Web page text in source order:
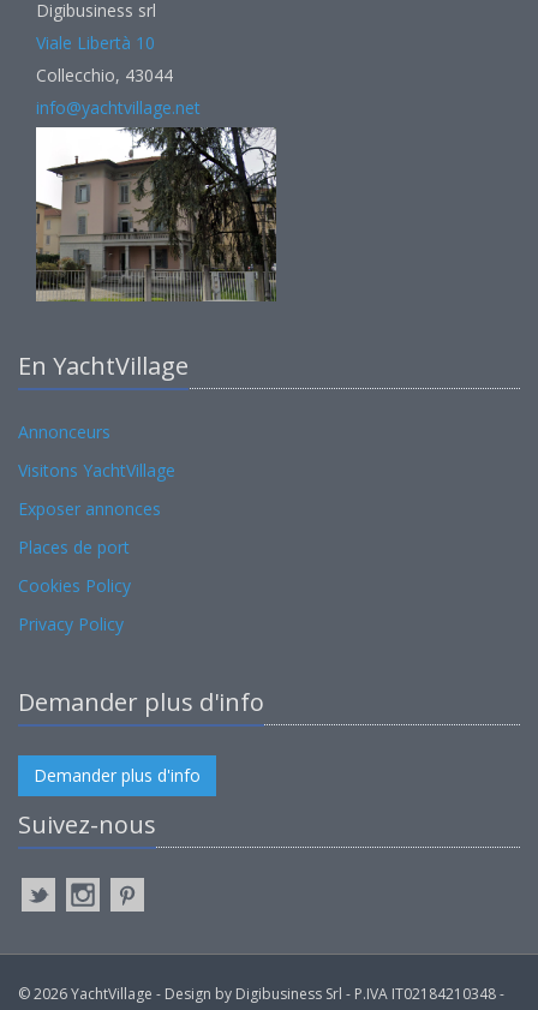
Digibusiness srl
Viale Libertà 10
Collecchio, 43044
info@yachtvillage.net
En YachtVillage
Annonceurs
Visitons YachtVillage
Exposer annonces
Places de port
Cookies Policy
Privacy Policy
Demander plus d'info
Demander plus d'info
Suivez-nous
© 2026 YachtVillage - Design by Digibusiness Srl - P.IVA IT02184210348 -